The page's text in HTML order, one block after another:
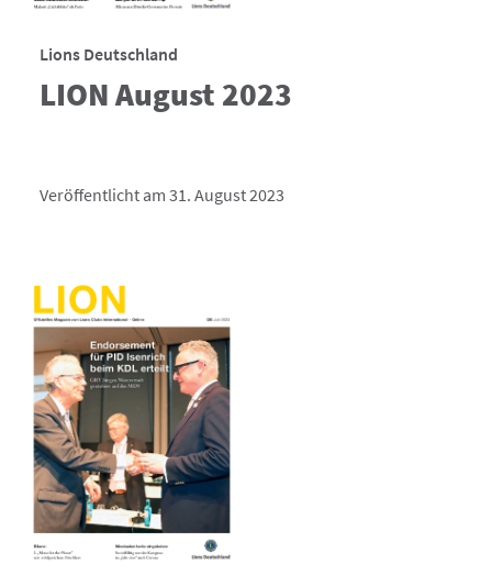
Lions Deutschland
LION August 2023
Veröffentlicht am 31. August 2023